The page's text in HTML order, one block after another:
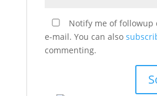
Notify me of followup
e-mail. You can also
commenting.